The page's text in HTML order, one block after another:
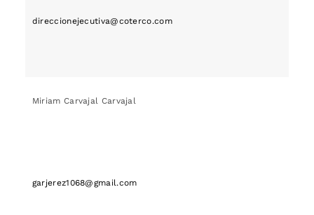
direccionejecutiva@coterco.com
Miriam Carvajal Carvajal
garjerez1068@gmail.com